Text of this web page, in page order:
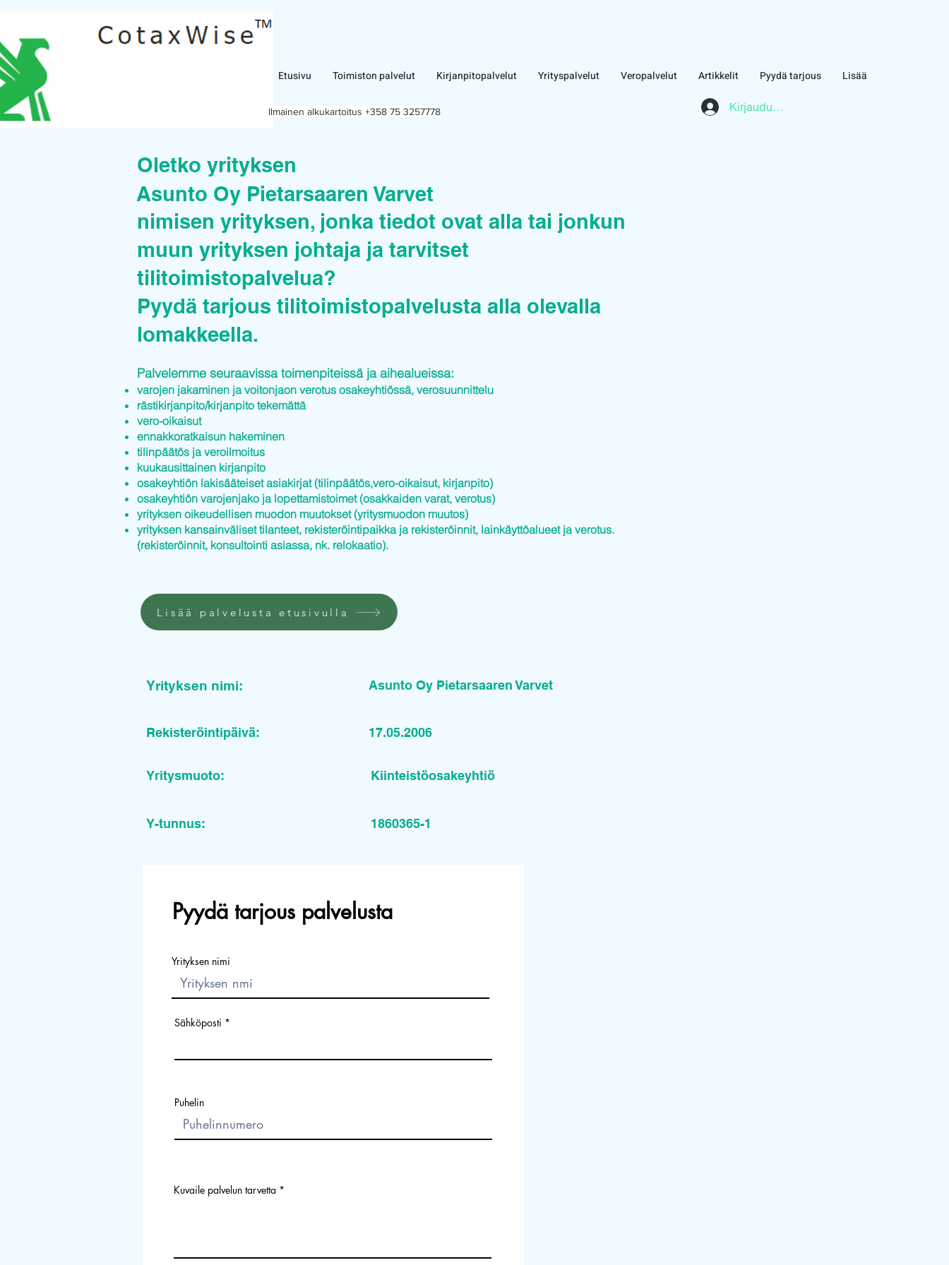
Etusivu Toimiston palvelut Kirjanpitopalvelut Yrityspalvelut Veropalvelut Artikkelit Pyydä tarjous Lisää
Kirjaudu asiakasalueelle
Ilmainen alkukartoitus +358 75 3257778
Oletko yrityksen
nimisen yrityksen, jonka tiedot ovat alla tai jonkun
muun yrityksen johtaja ja tarvitset
tilitoimistopalvelua?
Pyydä tarjous tilitoimistopalvelusta alla olevalla
lomakkeella.
Palvelemme seuraavissa toimenpiteissä ja aihealueissa:
varojen jakaminen ja voitonjaon verotus osakeyhtiössä, verosuunnittelu
rästikirjanpito/kirjanpito tekemättä
vero-oikaisut
ennakkoratkaisun hakeminen
tilinpäätös ja veroilmoitus
kuukausittainen kirjanpito
osakeyhtiön lakisääteiset asiakirjat (tilinpäätös,vero-oikaisut, kirjanpito)
osakeyhtiön varojenjako ja lopettamistoimet (osakkaiden varat, verotus)
yrityksen oikeudellisen muodon muutokset (yritysmuodon muutos)
yrityksen kansainväliset tilanteet, rekisteröintipaikka ja rekisteröinnit, lainkäyttöalueet ja verotus.
(rekisteröinnit, konsultointi asiassa, nk. relokaatio).
Asunto Oy Pietarsaaren Varvet
Lisää palvelusta etusivulla
Yrityksen nimi: Asunto Oy Pietarsaaren Varvet
Rekisteröintipäivä: 17.05.2006
Yritysmuoto: Kiinteistöosakeyhtiö
Y-tunnus: 1860365-1
Pyydä tarjous palvelusta
Yrityksen nimi
Sähköposti
Puhelin
Kuvaile palvelun tarvetta